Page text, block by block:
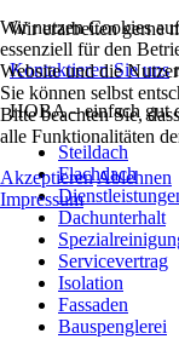
Wir erarbeiten gerne
Kontaktieren Sie uns
HOBA – einfach gut
Steildach
Flachdach
Dachunterhalt
Servicevertrag
Isolation
Fassaden
Bauspenglerei
Wir nutzen Cookies
essenziell für den
Website und die
Sie können selbst
Bitte beachten Sie,
alle Funktionalitäten
AkzeptierenAblehnen
Impressum